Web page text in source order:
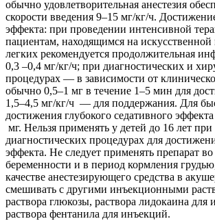
обычно удовлетворительная анестезия
скорости введения 9–15 мг/кг/ч.
эффекта: при проведении интенсивной
пациентам, находящимся на искусственной
легких рекомендуется продолжительная
0,3 –0,4 мг/кг/ч; при диагностических и
процедурах — в зависимости от
обычно 0,5–1 мг в течение 1–5 мин для
1,5–4,5 мг/кг/ч — для поддержания. Для
достижения глубокого седативного
мг. Нельзя применять у детей до 16 лет
диагностических процедурах для
эффекта. Не следует применять препарат
беременности и в период кормления
качестве анестезирующего средства в
смешивать с другими инъекционными
раствора глюкозы, раствора лидокаина для
раствора фентанила для инъекций.